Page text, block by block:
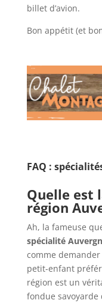
billet d’avion.
Bon appétit (et
FAQ :
Quelle est
région
Ah, la fameuse
spécialité
comme
petit-enfant
région est un
fondue savoyarde